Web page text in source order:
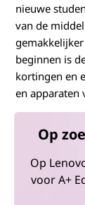
nieuwe
van de
beginnen is
kortingen en
en apparaten
Op
Op
voor A+